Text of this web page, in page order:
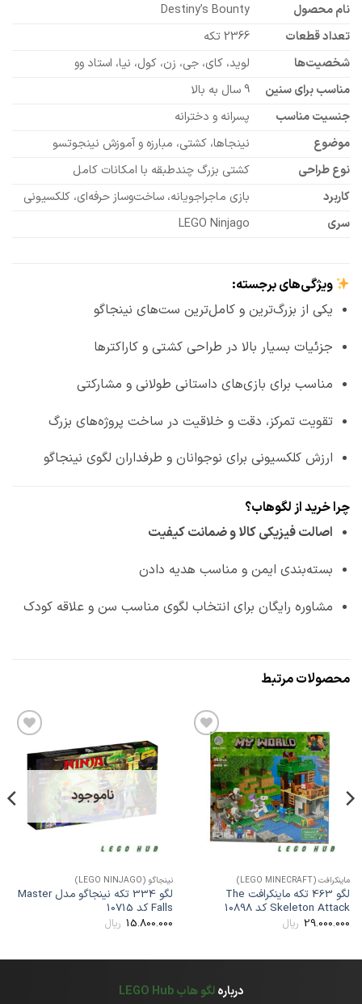
نام محصول
Destiny’s Bounty
تعداد قطعات
2366 تکه
شخصیت‌ها
لوید، کای، جی، زن، کول، نیا، استاد وو
مناسب برای سنین
جنسیت مناسب
پسرانه و دخترانه
موضوع
نینجاها، کشتی، مبارزه و آموزش نینجوتسو
نوع طراحی
کشتی بزرگ چندطبقه با امکانات کامل
کاربرد
بازی ماجراجویانه، ساخت‌وساز حرفه‌ای، کلکسیونی
سری
LEGO Ninjago
ویژگی‌های برجسته:
یکی از بزرگ‌ترین و کامل‌ترین ست‌های نینجاگو
جزئیات بسیار بالا در طراحی کشتی و کاراکترها
مناسب برای بازی‌های داستانی طولانی و مشارکتی
تقویت تمرکز، دقت و خلاقیت در ساخت پروژه‌های بزرگ
ارزش کلکسیونی برای نوجوانان و طرفداران لگوی نینجاگو
چرا خرید از لگوهاب؟
اصالت فیزیکی کالا و ضمانت کیفیت
بسته‌بندی ایمن و مناسب هدیه دادن
مشاوره رایگان برای انتخاب لگوی مناسب سن و علاقه کودک
محصولات مرتبط
افزودن
به
علاقه
مندی
ها
ماینکرافت (LEGO MINECRAFT)
لگو 463 تکه ماینکرافت The
Skeleton Attack کد 10898
29.000.000 ریال
افزودن
به
علاقه
مندی
ها
ناموجود
نینجاگو (LEGO NINJAGO)
لگو 334 تکه نینجاگو مدل Master
Falls کد 10715
15.800.000 ریال
دربارهلگو هاب LEGO Hub